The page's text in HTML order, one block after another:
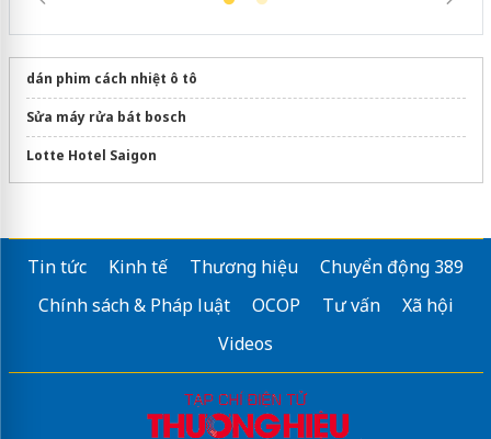
dán phim cách nhiệt ô tô
Sửa máy rửa bát bosch
Lotte Hotel Saigon
Tin tức Kinh tế Thương hiệu
Chuyển động 389
Chính sách & Pháp luật
OCOP Tư vấn
Xã hội
Videos